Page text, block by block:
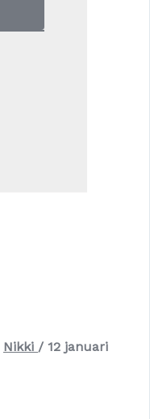
Nikki / 12 januari